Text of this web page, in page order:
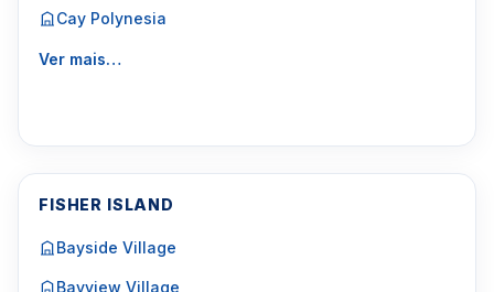
Cay Polynesia
Ver mais…
FISHER ISLAND
Bayside Village
Bayview Village